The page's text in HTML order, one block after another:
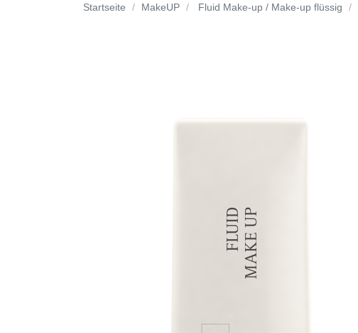
Startseite MakeUP Fluid Make-up / Make-up flüssig